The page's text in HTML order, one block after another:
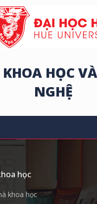
KHOA HỌC
NGHỆ
học
khoa học